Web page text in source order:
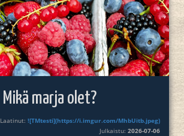
Mikä marja olet?
Laatinut:![TMtesti](https://i.imgur.com/MhbUitb.jpeg)
Julkaistu:2026-07-06